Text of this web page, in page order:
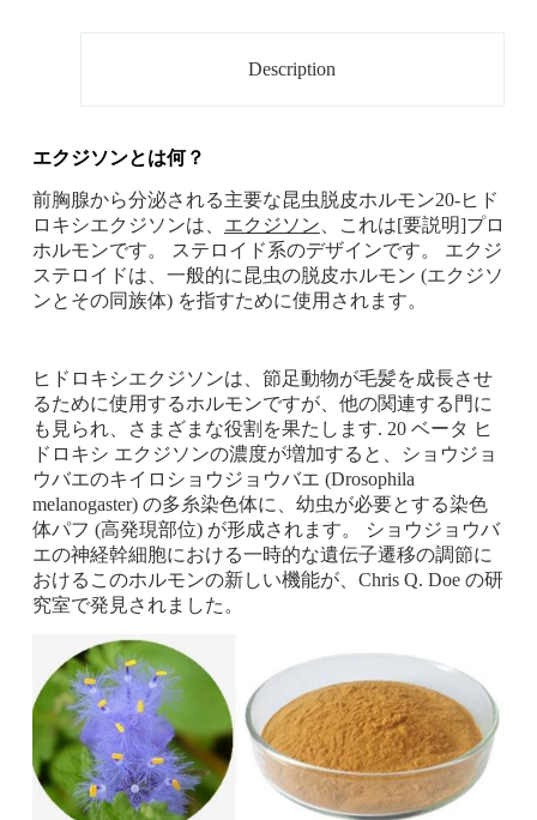
Description
エクジソンとは何？
前胸腺から分泌される主要な昆虫脱皮ホルモン20-ヒド
ロキシエクジソンは、 エクジソン、これは[要説明]プロ
ホルモンです。 ステロイド系のデザインです。 エクジ
ステロイドは、一般的に昆虫の脱皮ホルモン (エクジソ
ンとその同族体) を指すために使用されます。
ヒドロキシエクジソンは、節足動物が毛髪を成長させ
るために使用するホルモンですが、他の関連する門に
も見られ、さまざまな役割を果たします. 20 ベータ ヒ
ドロキシ エクジソンの濃度が増加すると、ショウジョ
ウバエのキイロショウジョウバエ (Drosophila
melanogaster) の多糸染色体に、幼虫が必要とする染色
体パフ (高発現部位) が形成されます。 ショウジョウバ
エの神経幹細胞における一時的な遺伝子遷移の調節に
おけるこのホルモンの新しい機能が、Chris Q. Doe の研
究室で発見されました。